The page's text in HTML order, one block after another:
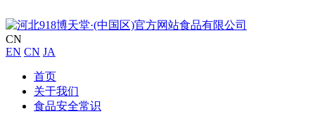
CN
EN CN JA
首页
关于我们
食品安全常识